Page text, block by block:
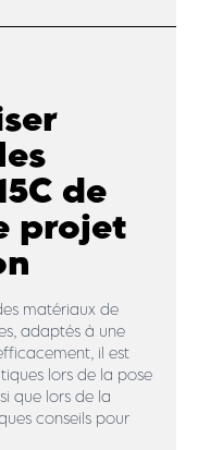
de
projet
matériaux de
adaptés à une
il est
lors de la pose
que lors de la
conseils pour